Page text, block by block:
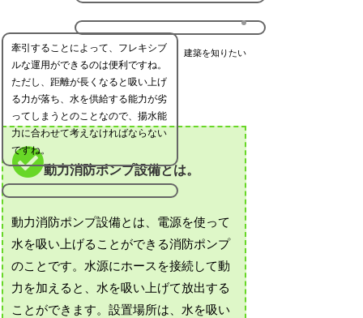
建築を知りたい
牽引することによって、フレキシブ
ルな運用ができるのは便利ですね。
ただし、距離が長くなると吸い上げ
る力が落ち、水を供給する能力が劣
ってしまうとのことなので、揚水能
力に合わせて考えなければならない
ですね。
動力消防ポンプ設備とは。
動力消防ポンプ設備とは、電源を使って
水を吸い上げることができる消防ポンプ
のことです。水源にホースを接続して動
力を加えると、水を吸い上げて放出する
ことができます。設置場所は、水を吸い